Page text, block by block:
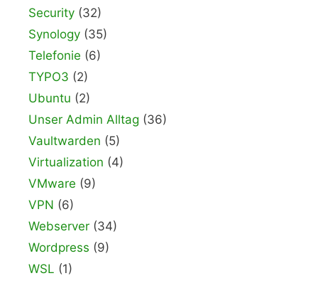
Security (32)
Synology (35)
Telefonie (6)
TYPO3 (2)
Ubuntu (2)
Unser Admin Alltag (36)
Vaultwarden (5)
Virtualization (4)
VMware (9)
VPN (6)
Webserver (34)
Wordpress (9)
WSL (1)